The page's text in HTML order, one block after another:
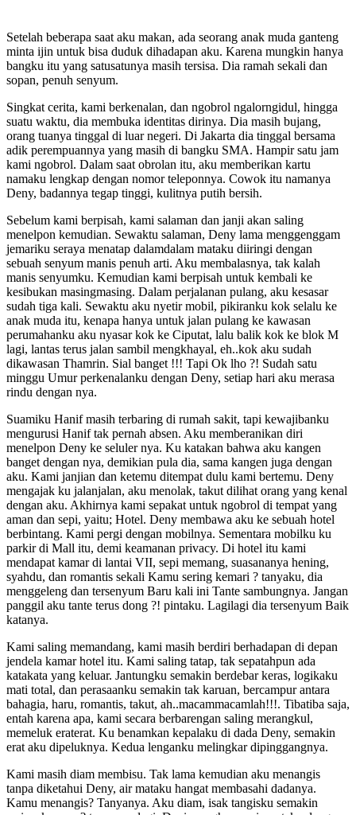
Setelah beberapa saat aku makan, ada seorang anak muda ganteng
minta ijin untuk bisa duduk dihadapan aku. Karena mungkin hanya
bangku itu yang satusatunya masih tersisa. Dia ramah sekali dan
sopan, penuh senyum.
Singkat cerita, kami berkenalan, dan ngobrol ngalorngidul, hingga
suatu waktu, dia membuka identitas dirinya. Dia masih bujang,
orang tuanya tinggal di luar negeri. Di Jakarta dia tinggal bersama
adik perempuannya yang masih di bangku SMA. Hampir satu jam
kami ngobrol. Dalam saat obrolan itu, aku memberikan kartu
namaku lengkap dengan nomor teleponnya. Cowok itu namanya
Deny, badannya tegap tinggi, kulitnya putih bersih.
Sebelum kami berpisah, kami salaman dan janji akan saling
menelpon kemudian. Sewaktu salaman, Deny lama menggenggam
jemariku seraya menatap dalamdalam mataku diiringi dengan
sebuah senyum manis penuh arti. Aku membalasnya, tak kalah
manis senyumku. Kemudian kami berpisah untuk kembali ke
kesibukan masingmasing. Dalam perjalanan pulang, aku kesasar
sudah tiga kali. Sewaktu aku nyetir mobil, pikiranku kok selalu ke
anak muda itu, kenapa hanya untuk jalan pulang ke kawasan
perumahanku aku nyasar kok ke Ciputat, lalu balik kok ke blok M
lagi, lantas terus jalan sambil mengkhayal, eh..kok aku sudah
dikawasan Thamrin. Sial banget !!! Tapi Ok lho ?! Sudah satu
minggu Umur perkenalanku dengan Deny, setiap hari aku merasa
rindu dengan nya.
Suamiku Hanif masih terbaring di rumah sakit, tapi kewajibanku
mengurusi Hanif tak pernah absen. Aku memberanikan diri
menelpon Deny ke seluler nya. Ku katakan bahwa aku kangen
banget dengan nya, demikian pula dia, sama kangen juga dengan
aku. Kami janjian dan ketemu ditempat dulu kami bertemu. Deny
mengajak ku jalanjalan, aku menolak, takut dilihat orang yang kenal
dengan aku. Akhirnya kami sepakat untuk ngobrol di tempat yang
aman dan sepi, yaitu; Hotel. Deny membawa aku ke sebuah hotel
berbintang. Kami pergi dengan mobilnya. Sementara mobilku ku
parkir di Mall itu, demi keamanan privacy. Di hotel itu kami
mendapat kamar di lantai VII, sepi memang, suasananya hening,
syahdu, dan romantis sekali Kamu sering kemari ? tanyaku, dia
menggeleng dan tersenyum Baru kali ini Tante sambungnya. Jangan
panggil aku tante terus dong ?! pintaku. Lagilagi dia tersenyum Baik
katanya.
Kami saling memandang, kami masih berdiri berhadapan di depan
jendela kamar hotel itu. Kami saling tatap, tak sepatahpun ada
katakata yang keluar. Jantungku semakin berdebar keras, logikaku
mati total, dan perasaanku semakin tak karuan, bercampur antara
bahagia, haru, romantis, takut, ah..macammacamlah!!!. Tibatiba saja,
entah karena apa, kami secara berbarengan saling merangkul,
memeluk eraterat. Ku benamkan kepalaku di dada Deny, semakin
erat aku dipeluknya. Kedua lenganku melingkar dipinggangnya.
Kami masih diam membisu. Tak lama kemudian aku menangis
tanpa diketahui Deny, air mataku hangat membasahi dadanya.
Kamu menangis? Tanyanya. Aku diam, isak tangisku semakin